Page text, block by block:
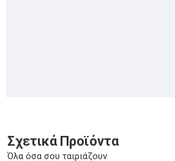
Σχετικά Προϊόντα
Όλα όσα σου ταιριάζουν